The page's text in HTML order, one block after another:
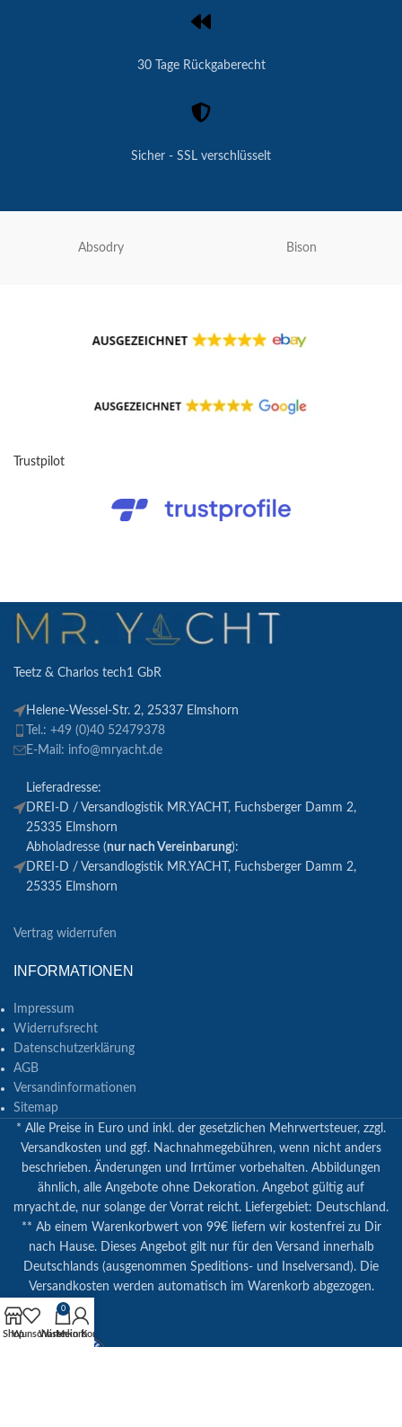
30 Tage Rückgaberecht
Sicher - SSL verschlüsselt
Absodry Bison
Trustpilot
Teetz & Charlos tech1 GbR
Helene-Wessel-Str. 2, 25337 Elmshorn
Tel.: +49 (0)40 52479378
E-Mail: info@mryacht.de
Lieferadresse:
DREI-D / Versandlogistik MR.YACHT, Fuchsberger Damm 2,
25335 Elmshorn
Abholadresse (nur nach Vereinbarung):
DREI-D / Versandlogistik MR.YACHT, Fuchsberger Damm 2,
25335 Elmshorn
Vertrag widerrufen
INFORMATIONEN
Impressum
Widerrufsrecht
Datenschutzerklärung
AGB
Versandinformationen
Sitemap
* Alle Preise in Euro und inkl. der gesetzlichen Mehrwertsteuer, zzgl.
Versandkosten und ggf. Nachnahmegebühren, wenn nicht anders
beschrieben. Änderungen und Irrtümer vorbehalten. Abbildungen
ähnlich, alle Angebote ohne Dekoration. Angebot gültig auf
mryacht.de, nur solange der Vorrat reicht. Liefergebiet: Deutschland.
** Ab einem Warenkorbwert von 99€ liefern wir kostenfrei zu Dir
nach Hause. Dieses Angebot gilt nur für den Versand innerhalb
Deutschlands (ausgenommen Speditions- und Inselversand). Die
Versandkosten werden automatisch im Warenkorb abgezogen.
Shop
Wunschliste
0
Warenkorb
Mein Konto